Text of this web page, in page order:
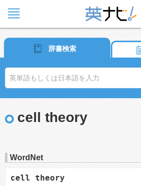
辞書検索
cell theory
WordNet
cell theory